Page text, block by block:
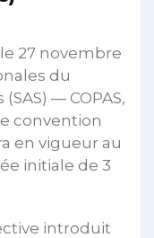
le 27 novembre
du
— COPAS,
convention
en vigueur au
initiale de 3
introduit